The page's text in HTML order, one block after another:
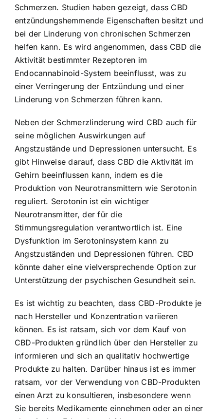
Schmerzen. Studien haben gezeigt, dass CBD
entzündungshemmende Eigenschaften besitzt und
bei der Linderung von chronischen Schmerzen
helfen kann. Es wird angenommen, dass CBD die
Aktivität bestimmter Rezeptoren im
Endocannabinoid-System beeinflusst, was zu
einer Verringerung der Entzündung und einer
Linderung von Schmerzen führen kann.
Neben der Schmerzlinderung wird CBD auch für
seine möglichen Auswirkungen auf
Angstzustände und Depressionen untersucht. Es
gibt Hinweise darauf, dass CBD die Aktivität im
Gehirn beeinflussen kann, indem es die
Produktion von Neurotransmittern wie Serotonin
reguliert. Serotonin ist ein wichtiger
Neurotransmitter, der für die
Stimmungsregulation verantwortlich ist. Eine
Dysfunktion im Serotoninsystem kann zu
Angstzuständen und Depressionen führen. CBD
könnte daher eine vielversprechende Option zur
Unterstützung der psychischen Gesundheit sein.
Es ist wichtig zu beachten, dass CBD-Produkte je
nach Hersteller und Konzentration variieren
können. Es ist ratsam, sich vor dem Kauf von
CBD-Produkten gründlich über den Hersteller zu
informieren und sich an qualitativ hochwertige
Produkte zu halten. Darüber hinaus ist es immer
ratsam, vor der Verwendung von CBD-Produkten
einen Arzt zu konsultieren, insbesondere wenn
Sie bereits Medikamente einnehmen oder an einer